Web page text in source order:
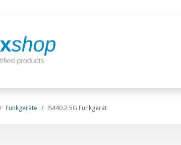
Funkgeräte IS440.2 5G Funkgerät